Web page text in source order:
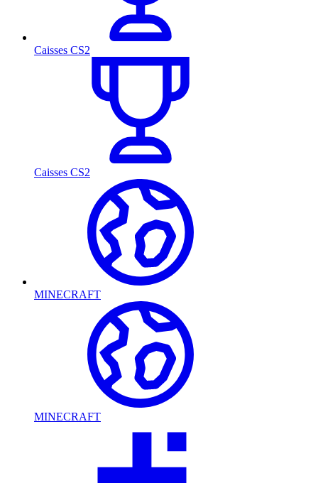
Caisses CS2
Caisses CS2
MINECRAFT
MINECRAFT